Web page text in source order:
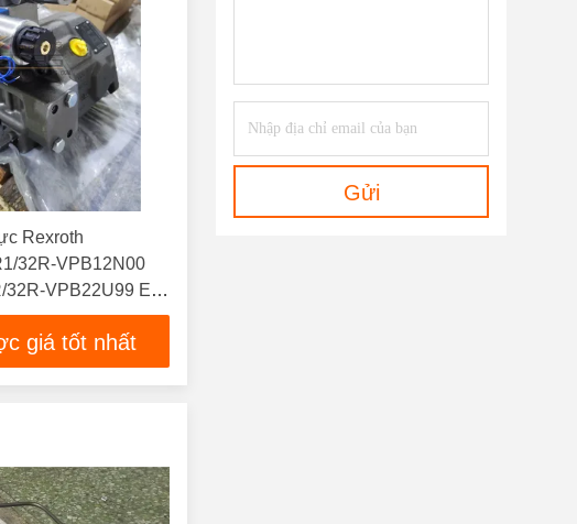
Rexroth
32R-VPB12N00
32R-VPB22U99 E-
31R-PPB12N00
giá tốt nhất
Gửi